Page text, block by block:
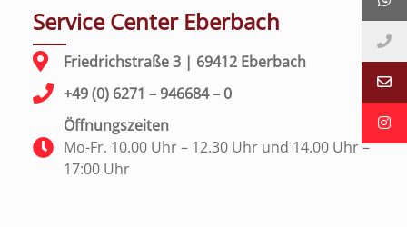
Service Center Eberbach
Friedrichstraße 3 | 69412 Eberbach
+49 (0) 6271 – 946684 – 0
Öffnungszeiten
Mo-Fr. 10.00 Uhr – 12.30 Uhr und 14.00 Uhr –
17:00 Uhr